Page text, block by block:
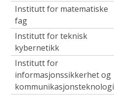
Institutt for matematiske
fag
Institutt for teknisk
kybernetikk
Institutt for
informasjonssikkerhet og
kommunikasjonsteknologi